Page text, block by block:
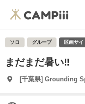
ソロ グループ 区画サイ
まだまだ暑い‼️
[千葉県] Grounding